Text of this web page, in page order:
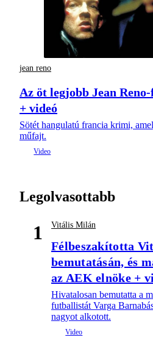
jean reno
Az öt legjobb Jean
+ videó
Sötét hangulatú francia krimi,
műfajt.
Legolvasottabb
1 Vitális Milán
Félbeszakította
bemutatásán, és
az AEK elnöke +
Hivatalosan bemutatta a
futballistát Varga
nagyot alkotott.